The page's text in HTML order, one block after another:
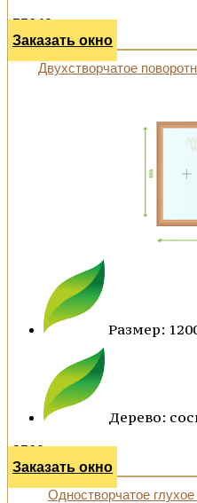
55640 р.
Заказать окно
Двухстворчатое
Размер:
Дерево:
8560 р.
Заказать окно
Одностворчатое